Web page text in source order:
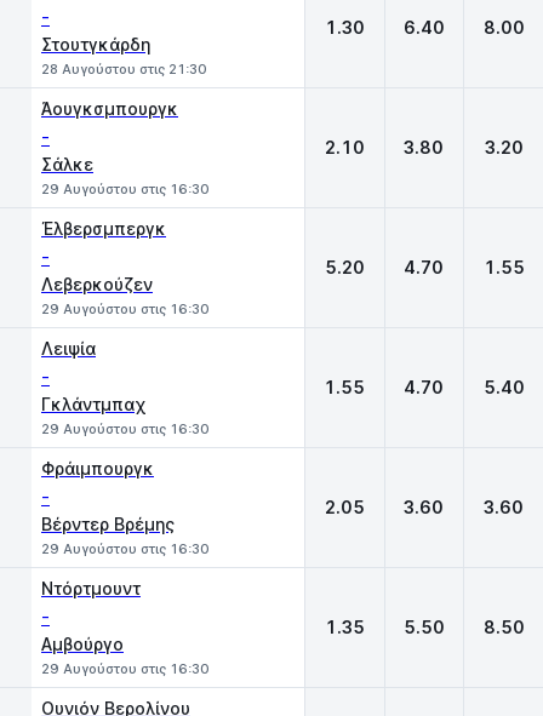
-
Στουτγκάρδη
28 Αυγούστου στις 21:30
1.30 6.40 8.00
Άουγκσμπουργκ
-
Σάλκε
29 Αυγούστου στις 16:30
2.10 3.80 3.20
Έλβερσμπεργκ
-
Λεβερκούζεν
29 Αυγούστου στις 16:30
5.20 4.70 1.55
Λειψία
-
Γκλάντμπαχ
29 Αυγούστου στις 16:30
1.55 4.70 5.40
Φράιμπουργκ
-
Βέρντερ Βρέμης
29 Αυγούστου στις 16:30
2.05 3.60 3.60
Ντόρτμουντ
-
Αμβούργο
29 Αυγούστου στις 16:30
1.35 5.50 8.50
Ουνιόν Βερολίνου